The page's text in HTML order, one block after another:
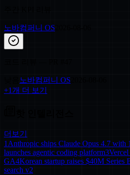
노바컴퍼니 OS
노바컴퍼니 OS
+1 개 더 보기
더보기
1 Anthropic ships Claude Opus 4.7 with
launches agentic coding platform3
GA4Korean startup raises $40M Series
search v2